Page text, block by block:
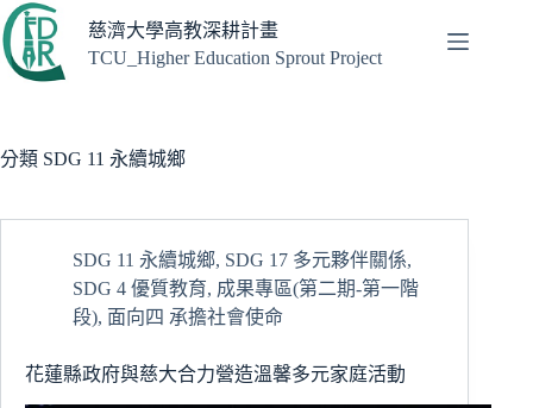
跳
至
主
容
慈濟大學高教深耕計畫
TCU_Higher Education Sprout Project
分類 SDG 11 永續城鄉
SDG 11 永續城鄉, SDG 17 多元夥伴關係,
SDG 4 優質教育, 成果專區(第二期-第一階
段), 面向四 承擔社會使命
花蓮縣政府與慈大合力營造溫馨多元家庭活動